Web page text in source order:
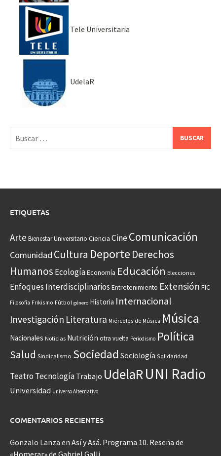
Tele Universitaria
UdelaR
ETIQUETAS
Arte Bienestar Universitario Ciencia CineComunicación
Comunidad Cultura Deporte Derechos
Humanos EcologíaEconomía Educación Elecciones
Enfoques Interdisciplinarios Entretenimiento Extensión FIC
Filosofía Frikismo Fútbol género Historia Internacional
Investigación Literatura Miércoles de Música Música
Nacionales Noticias Nutrición otra vuelta Periodismo Política
Salud Sindicalismo Sociedad Sociología Solidaridad
Teatro Tecnología Trabajo UdelaRUNI Radio
Universidad Universo Alternativo
COMENTARIOS RECIENTES
Gonzalo Lanza en Así y Asá. Programa 10. Reseña de